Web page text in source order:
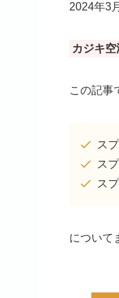
2024年3
カジキ
この記事
ス
ス
ス
について